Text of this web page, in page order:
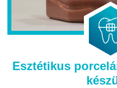
Esztétikus